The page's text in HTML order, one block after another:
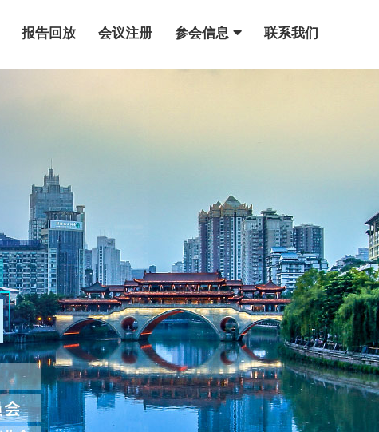
报告回放 会议注册 参会信息 联系我们